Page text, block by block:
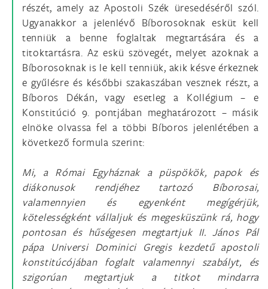
részét, amely az Apostoli Szék üresedéséről szól.
Ugyanakkor a jelenlévő Bíborosoknak esküt kell
tenniük a benne foglaltak megtartására és a
titoktartásra. Az eskü szövegét, melyet azoknak a
Bíborosoknak is le kell tenniük, akik késve érkeznek
e gyűlésre és későbbi szakaszában vesznek részt, a
Bíboros Dékán, vagy esetleg a Kollégium – e
Konstitúció 9. pontjában meghatározott – másik
elnöke olvassa fel a többi Bíboros jelenlétében a
következő formula szerint:
Mi, a Római Egyháznak a püspökök, papok és
diákonusok rendjéhez tartozó Bíborosai,
valamennyien és egyenként megígérjük,
kötelességként vállaljuk és megesküszünk rá, hogy
pontosan és hűségesen megtartjuk II. János Pál
pápa Universi Dominici Gregis kezdetű apostoli
konstitúcójában foglalt valamennyi szabályt, és
szigorúan megtartjuk a titkot mindarra